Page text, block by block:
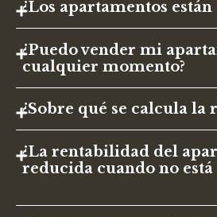
¿Los apartamentos están
¿Puedo vender mi
cualquier momento?
¿Sobre qué se calcula la
¿La rentabilidad del
reducida cuando no está